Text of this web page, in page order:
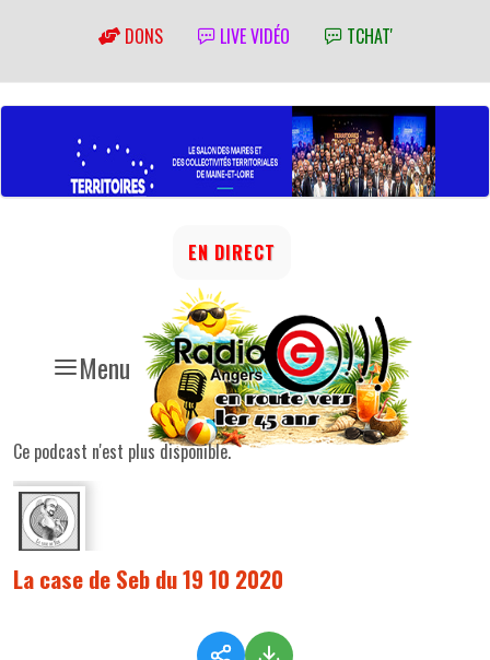
DONS LIVE VIDÉO TCHAT'
Menu
EN DIRECT
Ce podcast n'est plus disponible.
La case de Seb du 19 10 2020